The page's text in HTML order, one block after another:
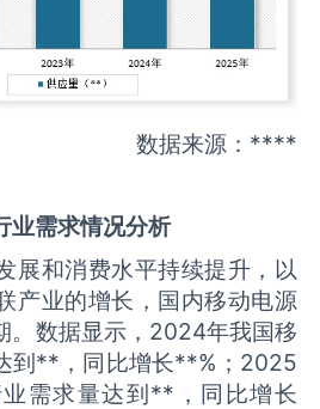
数据来源：****
业需求情况分析
展和消费水平持续提升，以
产业的增长，国内移动电源
。数据显示，2024年我国移
到**，同比增长**%；2025
需求量达到**，同比增长